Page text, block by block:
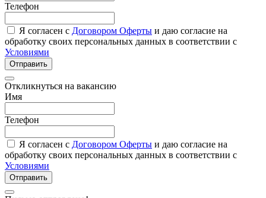
Телефон
Я согласен с Договором Оферты и даю согласие на
обработку своих персональных данных в соответствии с
Условиями
Отправить
Откликнуться на вакансию
Имя
Телефон
Я согласен с Договором Оферты и даю согласие на
обработку своих персональных данных в соответствии с
Условиями
Отправить